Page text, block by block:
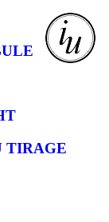
TIRAGE